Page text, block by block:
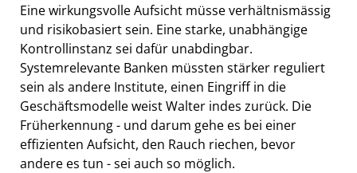
Eine wirkungsvolle Aufsicht müsse verhältnismässig
und risikobasiert sein. Eine starke, unabhängige
Kontrollinstanz sei dafür unabdingbar.
Systemrelevante Banken müssten stärker reguliert
sein als andere Institute, einen Eingriff in die
Geschäftsmodelle weist Walter indes zurück. Die
Früherkennung - und darum gehe es bei einer
effizienten Aufsicht, den Rauch riechen, bevor
andere es tun - sei auch so möglich.